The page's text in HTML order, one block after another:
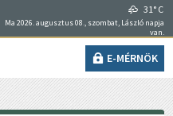
31° C
Ma 2026. augusztus 08., szombat, László napja
van.
E-MÉRNÖK